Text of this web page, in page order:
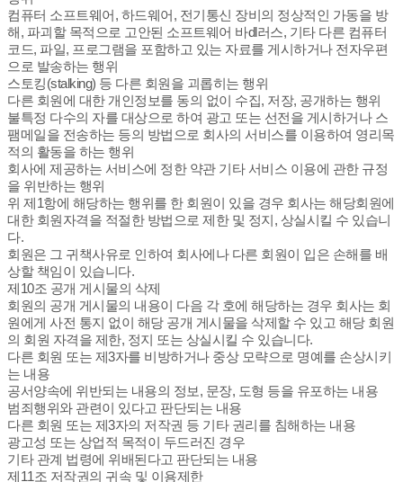
컴퓨터 소프트웨어, 하드웨어, 전기통신 장비의 정상적인 가동을 방
해, 파괴할 목적으로 고안된 소프트웨어 바dl러스, 기타 다른 컴퓨터
코드, 파일, 프로그램을 포함하고 있는 자료를 게시하거나 전자우편
으로 발송하는 행위
스토킹(stalking) 등 다른 회원을 괴롭히는 행위
다른 회원에 대한 개인정보를 동의 없이 수집, 저장, 공개하는 행위
불특정 다수의 자를 대상으로 하여 광고 또는 선전을 게시하거나 스
팸메일을 전송하는 등의 방법으로 회사의 서비스를 이용하여 영리목
적의 활동을 하는 행위
회사에 제공하는 서비스에 정한 약관 기타 서비스 이용에 관한 규정
을 위반하는 행위
위 제1항에 해당하는 행위를 한 회원이 있을 경우 회사는 해당회원에
대한 회원자격을 적절한 방법으로 제한 및 정지, 상실시킬 수 있습니
다.
회원은 그 귀책사유로 인하여 회사에나 다른 회원이 입은 손해를 배
상할 책임이 있습니다.
제10조 공개 게시물의 삭제
회원의 공개 게시물의 내용이 다음 각 호에 해당하는 경우 회사는 회
원에게 사전 통지 없이 해당 공개 게시물을 삭제할 수 있고 해당 회원
의 회원 자격을 제한, 정지 또는 상실시킬 수 있습니다.
다른 회원 또는 제3자를 비방하거나 중상 모략으로 명예를 손상시키
는 내용
공서양속에 위반되는 내용의 정보, 문장, 도형 등을 유포하는 내용
범죄행위와 관련이 있다고 판단되는 내용
다른 회원 또는 제3자의 저작권 등 기타 권리를 침해하는 내용
광고성 또는 상업적 목적이 두드러진 경우
기타 관계 법령에 위배된다고 판단되는 내용
제11조 저작권의 귀속 및 이용제한